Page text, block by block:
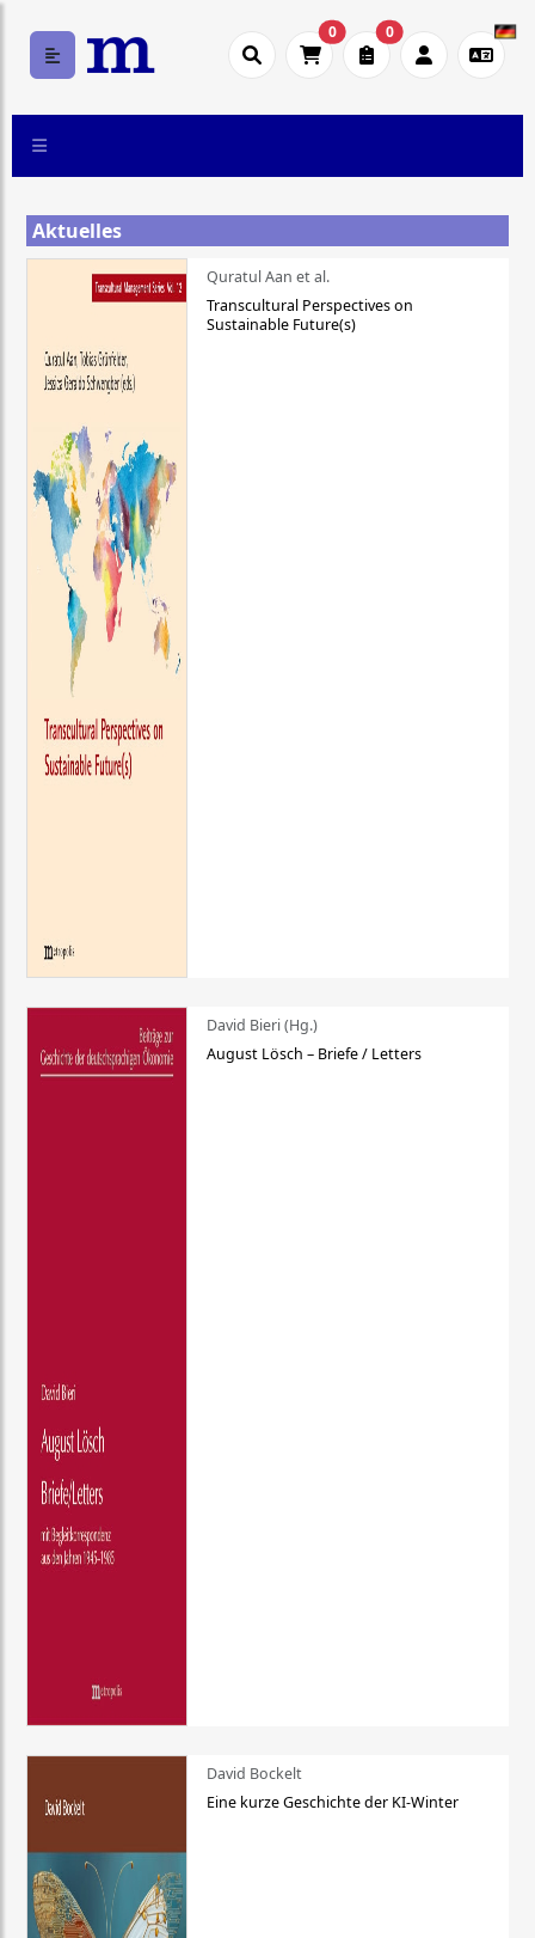
0 0
Aktuelles
Quratul Aan et al.
Transcultural Perspectives on
Sustainable Future(s)
David Bieri (Hg.)
August Lösch – Briefe / Letters
David Bockelt
Eine kurze Geschichte der KI-Winter